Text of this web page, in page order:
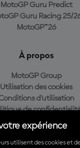
MotoGP Guru Predict
Guru Racing 25/
MotoGP™26
À propos
MotoGP Group
Utilisation des cookies
d'utilisation
de
Politique d’achat
expérience
utilisent des cookies et